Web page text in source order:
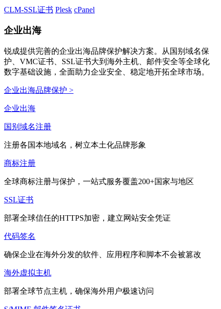
CLM-SSL证书 Plesk cPanel
企业出海
锐成提供完善的企业出海品牌保护解决方案。从国别域名保
护、VMC证书、SSL证书大到海外主机、邮件安全等全球化
数字基础设施，全面助力企业安全、稳定地开拓全球市场。
企业出海品牌保护 >
企业出海
国别域名注册
注册各国本地域名，树立本土化品牌形象
商标注册
全球商标注册与保护，一站式服务覆盖200+国家与地区
SSL证书
部署全球信任的HTTPS加密，建立网站安全凭证
代码签名
确保企业在海外分发的软件、应用程序和脚本不会被篡改
海外虚拟主机
部署全球节点主机，确保海外用户极速访问